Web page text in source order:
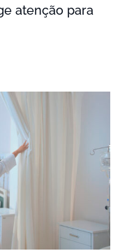
atenção para